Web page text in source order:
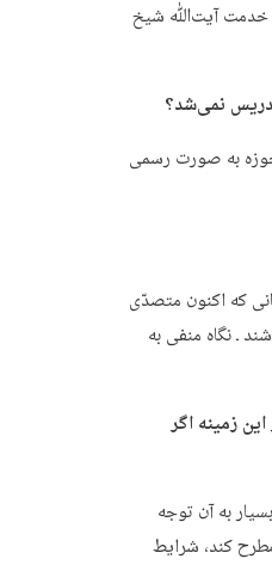
در خدمت آیت‌ﷲ شیخ
نمی‌شد؟
به صورت رسمی
که اکنون متصدّی
ـ نگاه منفی به
زمینه اگر
به آن توجه
کند، شرایط